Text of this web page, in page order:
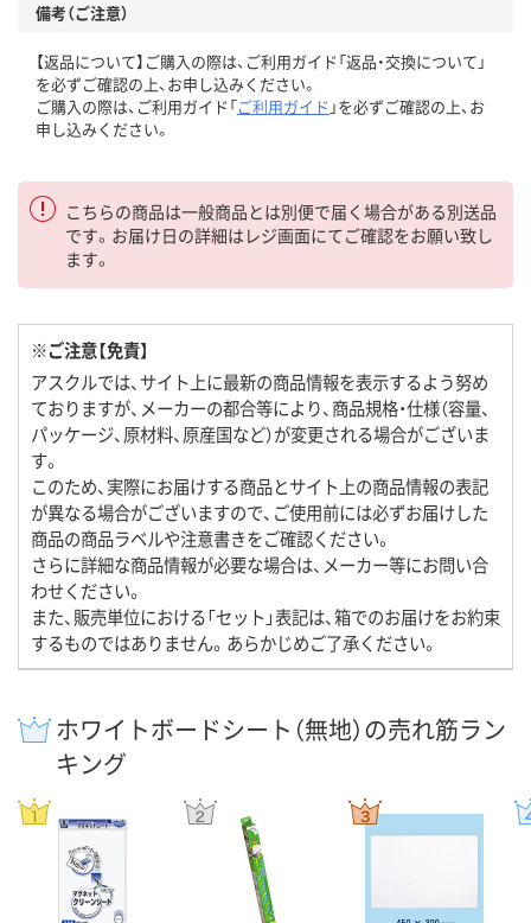
備考（ご注意）
【返品について】ご購入の際は、ご利用ガイド「返品・交換について」
を必ずご確認の上、お申し込みください。
ご購入の際は、ご利用ガイド「ご利用ガイド 」を必ずご確認の上、お
申し込みください。
こちらの商品は一般商品とは別便で届く場合がある別送品
です。お届け日の詳細はレジ画面にてご確認をお願い致し
ます。
※ご注意【免責】
アスクルでは、サイト上に最新の商品情報を表示するよう努め
ておりますが、メーカーの都合等により、商品規格・仕様（容量、
パッケージ、原材料、原産国など）が変更される場合がございま
す。
このため、実際にお届けする商品とサイト上の商品情報の表記
が異なる場合がございますので、ご使用前には必ずお届けした
商品の商品ラベルや注意書きをご確認ください。
さらに詳細な商品情報が必要な場合は、メーカー等にお問い合
わせください。
また、販売単位における「セット」表記は、箱でのお届けをお約束
するものではありません。あらかじめご了承ください。
ホワイトボードシート（無地）の売れ筋ラン
キング